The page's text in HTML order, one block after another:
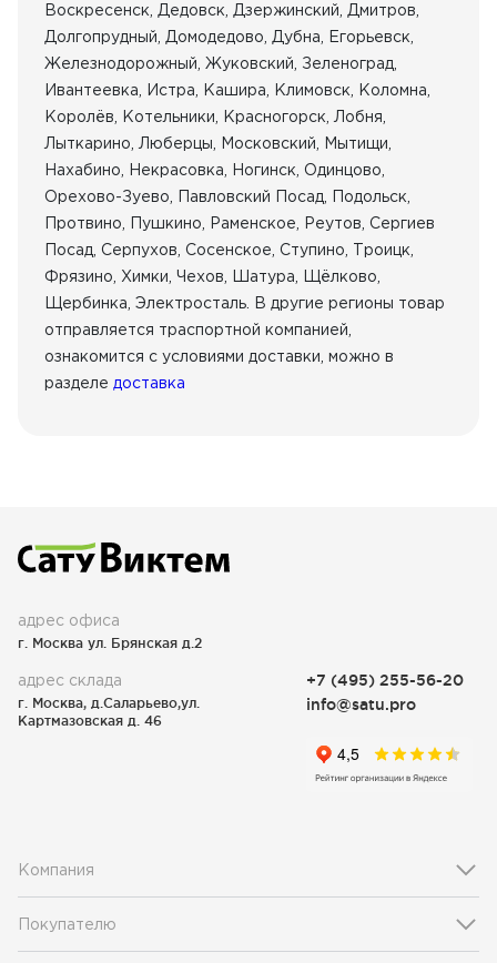
Воскресенск, Дедовск, Дзержинский, Дмитров,
Долгопрудный, Домодедово, Дубна, Егорьевск,
Железнодорожный, Жуковский, Зеленоград,
Ивантеевка, Истра, Кашира, Климовск, Коломна,
Королёв, Котельники, Красногорск, Лобня,
Лыткарино, Люберцы, Московский, Мытищи,
Нахабино, Некрасовка, Ногинск, Одинцово,
Орехово-Зуево, Павловский Посад, Подольск,
Протвино, Пушкино, Раменское, Реутов, Сергиев
Посад, Серпухов, Сосенское, Ступино, Троицк,
Фрязино, Химки, Чехов, Шатура, Щёлково,
Щербинка, Электросталь. В другие регионы товар
отправляется траспортной компанией,
ознакомится с условиями доставки, можно в
разделе доставка
адрес офиса
г. Москва ул. Брянская д.2
адрес склада
г. Москва, д.Саларьево,ул.
Картмазовская д. 46
+7 (495) 255-56-20
info@satu.pro
Компания
Покупателю